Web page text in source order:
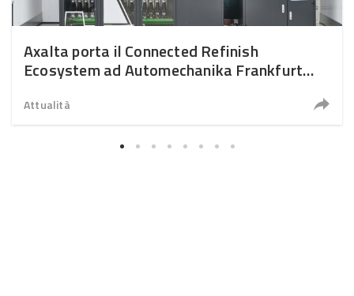
Axalta porta il Connected Refinish
Ecosystem ad Automechanika Frankfurt
Attualità